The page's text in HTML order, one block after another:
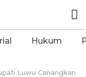
Hukum
Luwu Canangkan